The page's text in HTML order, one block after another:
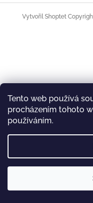
Tento web používá
procházením tohoto
používáním.
Vytvořil Shoptet